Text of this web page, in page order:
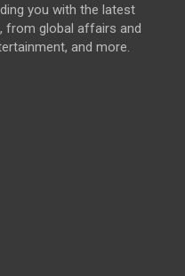
you with the latest
from global affairs and
and more.